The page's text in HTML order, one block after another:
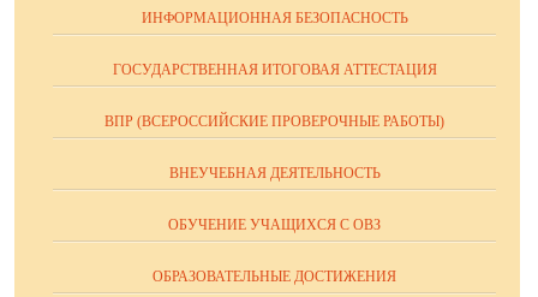
ИНФОРМАЦИОННАЯ БЕЗОПАСНОСТЬ
ГОСУДАРСТВЕННАЯ ИТОГОВАЯ АТТЕСТАЦИЯ
ВПР (ВСЕРОССИЙСКИЕ ПРОВЕРОЧНЫЕ РАБОТЫ)
ВНЕУЧЕБНАЯ ДЕЯТЕЛЬНОСТЬ
ОБУЧЕНИЕ УЧАЩИХСЯ С ОВЗ
ОБРАЗОВАТЕЛЬНЫЕ ДОСТИЖЕНИЯ